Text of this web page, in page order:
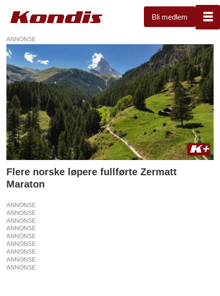
Bli medlem
Tag:
zermatt
ANNONSE
Flere norske løpere fullførte Zermatt
Maraton
ANNONSE
ANNONSE
ANNONSE
ANNONSE
ANNONSE
ANNONSE
ANNONSE
ANNONSE
ANNONSE